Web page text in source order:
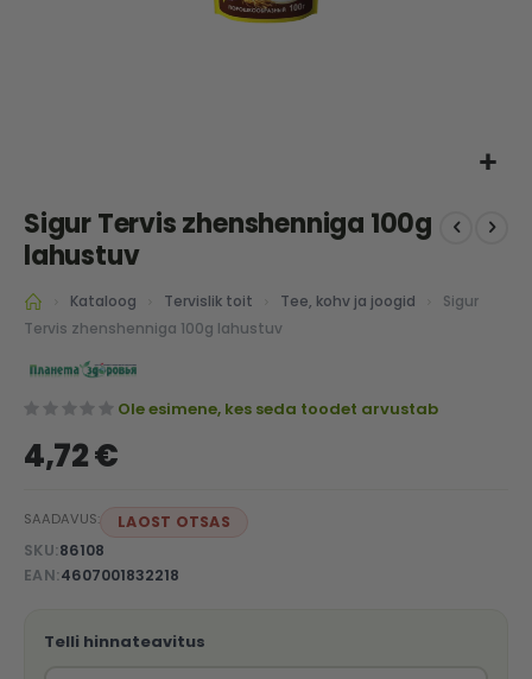
to
the
beginning
of
the
gallery
Sigur Tervis zhenshenniga 100g
lahustuv
Kataloog Tervislik toit Tee, kohv ja joogid
Sigur
Tervis zhenshenniga 100g lahustuv
Ole esimene, kes seda toodet arvustab
4,72 €
SAADAVUS:
LAOST OTSAS
SKU 86108
EAN 4607001832218
Telli hinnateavitus